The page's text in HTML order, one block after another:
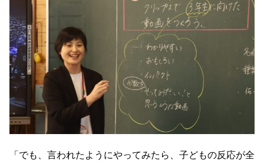
「でも、言われたようにやってみたら、子どもの反応が全